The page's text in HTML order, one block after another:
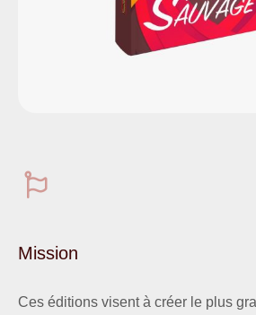
Mission
Ces éditions visent à créer le plus